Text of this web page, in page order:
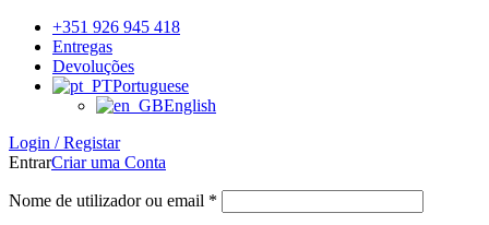
+351 926 945 418
Entregas
Devoluções
Portuguese
English
Login / Registar
EntrarCriar uma Conta
Nome de utilizador ou email *